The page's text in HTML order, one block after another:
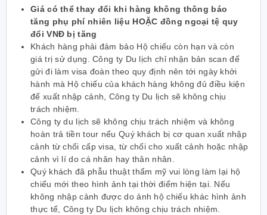
Giá có thể thay đổi khi hàng không thông báo
tăng phụ phí nhiên liệu HOẶC đồng ngoại tệ quy
đổi VNĐ bị tăng
Khách hàng phải đảm bảo Hộ chiếu còn hạn và còn
giá trị sử dụng. Công ty Du lịch chỉ nhận bản scan để
gửi đi làm visa đoàn theo quy định nên tới ngày khởi
hành mà Hộ chiếu của khách hàng không đủ điều kiện
để xuất nhập cảnh, Công ty Du lịch sẽ không chịu
trách nhiệm.
Công ty du lịch sẽ không chịu trách nhiệm và không
hoàn trả tiền tour nếu Quý khách bị cơ quan xuất nhập
cảnh từ chối cấp visa, từ chối cho xuất cảnh hoặc nhập
cảnh vì lí do cá nhân hay thân nhân.
Quý khách đã phẫu thuật thẩm mỹ vui lòng làm lại hộ
chiếu mới theo hình ảnh tại thời điểm hiện tại. Nếu
không nhập cảnh được do ảnh hộ chiếu khác hình ảnh
thực tế, Công ty Du lịch không chịu trách nhiệm.